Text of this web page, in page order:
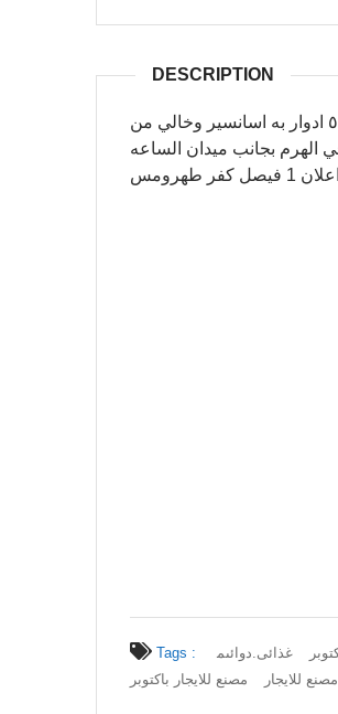
DESCRIPTION
مصنع للبيع كامل بالتجهيز من كهرباء ٣ فاز المصنع مساحه ٤١٠ متر مقام عليه ٥ ادوار به اسانسير وخالي من
بجانب ميدان الساعه
اعلان 1 فيصل كفر طهرومس
Tags : غذائى.دوائىم
مصنع للايجار مصنع للايجار باكتوبر